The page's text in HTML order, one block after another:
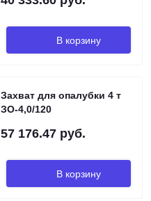
В корзину
Захват для опалубки 4 т
ЗО-4,0/120
57 176.47 руб.
В корзину